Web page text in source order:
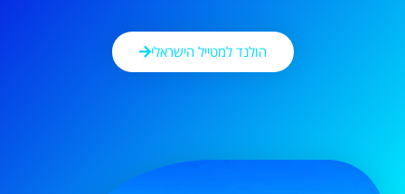
הולנד למטייל הישראלי